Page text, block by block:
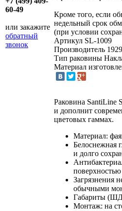
60-49
или закажите
обратный
звонок
Кроме того, если
недельный срок
(при условии
Артикул SL-1009
Производитель 1929
Тип раковины
Материал
Раковина SantiLine
и дополнит
цветовых гаммах.
Материал:
Белоснежная
и долго
поверхностью
Загрязнения
обычными
Габариты
Монтаж: на